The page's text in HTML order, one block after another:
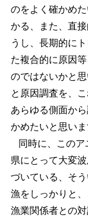
のをよく確かめ
かる、また、直
うし、長期的に
た複合的に原因
のではないかと
と原因調査を、
あらゆる側面か
かめたいと思いま
同時に、この
県にとって大変
づいている、そ
漁をしっかりと
漁業関係者との